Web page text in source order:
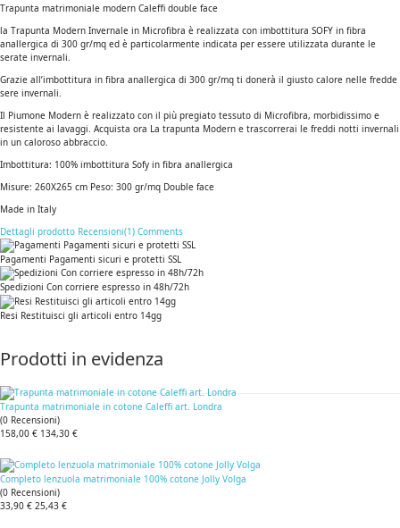
Trapunta matrimoniale modern Caleffi double face
la Trapunta Modern Invernale in Microfibra è realizzata con imbottitura SOFY in fibra
anallergica di 300 gr/mq ed è particolarmente indicata per essere utilizzata durante le
serate invernali.
Grazie all’imbottitura in fibra anallergica di 300 gr/mq ti donerà il giusto calore nelle fredde
sere invernali.
Il Piumone Modern è realizzato con il più pregiato tessuto di Microfibra, morbidissimo e
resistente ai lavaggi. Acquista ora La trapunta Modern e trascorrerai le freddi notti invernali
in un caloroso abbraccio.
Imbottitura: 100% imbottitura Sofy in fibra anallergica
Misure: 260X265 cm Peso: 300 gr/mq Double face
Made in Italy
Dettagli prodotto Recensioni(1) Comments
Pagamenti Pagamenti sicuri e protetti SSL
Spedizioni Con corriere espresso in 48h/72h
Resi Restituisci gli articoli entro 14gg
Prodotti in evidenza
Trapunta matrimoniale in cotone Caleffi art. Londra
(0 Recensioni)
158,00 € 134,30 €
Completo lenzuola matrimoniale 100% cotone Jolly Volga
(0 Recensioni)
33,90 € 25,43 €